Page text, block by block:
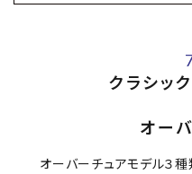
クラシッ
オー
オーバーチュアモデル３